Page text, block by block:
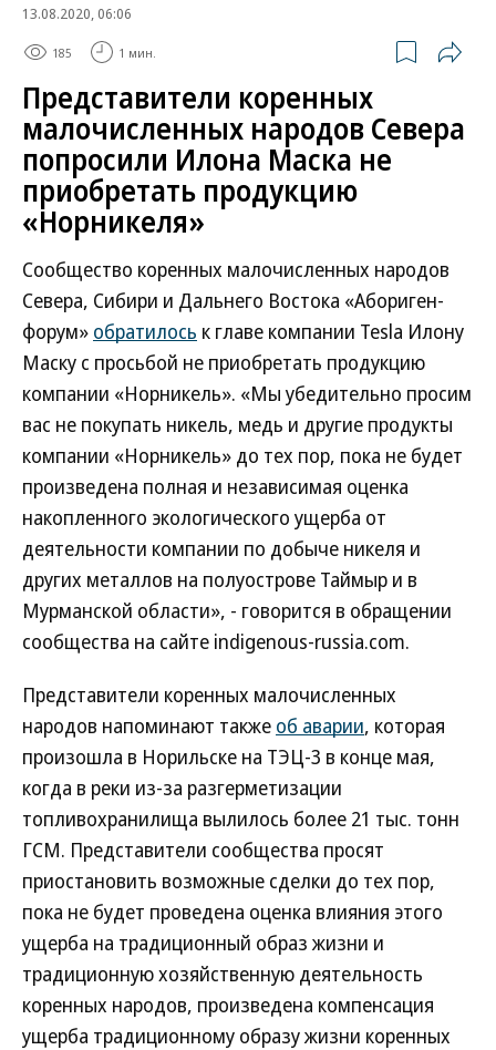
13.08.2020, 06:06
185 1 мин.
Представители коренных
малочисленных народов Севера
попросили Илона Маска не
приобретать продукцию
«Норникеля»
Сообщество коренных малочисленных народов
Севера, Сибири и Дальнего Востока «Абориген-
форум» обратилось к главе компании Tesla Илону
Маску с просьбой не приобретать продукцию
компании «Норникель». «Мы убедительно просим
вас не покупать никель, медь и другие продукты
компании «Норникель» до тех пор, пока не будет
произведена полная и независимая оценка
накопленного экологического ущерба от
деятельности компании по добыче никеля и
других металлов на полуострове Таймыр и в
Мурманской области», - говорится в обращении
сообщества на сайте indigenous-russia.com.
Представители коренных малочисленных
народов напоминают также об аварии, которая
произошла в Норильске на ТЭЦ-3 в конце мая,
когда в реки из-за разгерметизации
топливохранилища вылилось более 21 тыс. тонн
ГСМ. Представители сообщества просят
приостановить возможные сделки до тех пор,
пока не будет проведена оценка влияния этого
ущерба на традиционный образ жизни и
традиционную хозяйственную деятельность
коренных народов, произведена компенсация
ущерба традиционному образу жизни коренных